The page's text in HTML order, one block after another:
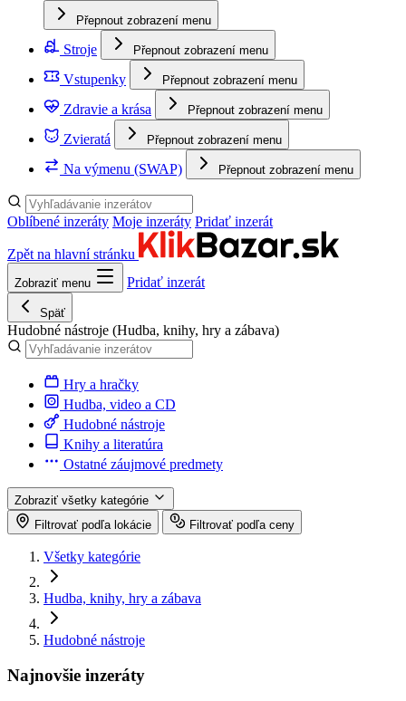
Přepnout zobrazení menu
Stroje Přepnout zobrazení menu
Vstupenky Přepnout zobrazení menu
Zdravie a krása Přepnout zobrazení menu
Zvieratá Přepnout zobrazení menu
Na výmenu (SWAP) Přepnout zobrazení menu
Oblíbené inzeráty Moje inzeráty Pridať inzerát
Zpět na hlavní stránku
Zobraziť menu Pridať inzerát
Späť
Hudobné nástroje (Hudba, knihy, hry a zábava)
Hry a hračky
Hudba, video a CD
Hudobné nástroje
Knihy a literatúra
Ostatné záujmové predmety
Zobraziť všetky kategórie
Filtrovať podľa lokácie
Filtrovať podľa ceny
Všetky kategórie
Hudba, knihy, hry a zábava
Hudobné nástroje
Najnovšie inzeráty